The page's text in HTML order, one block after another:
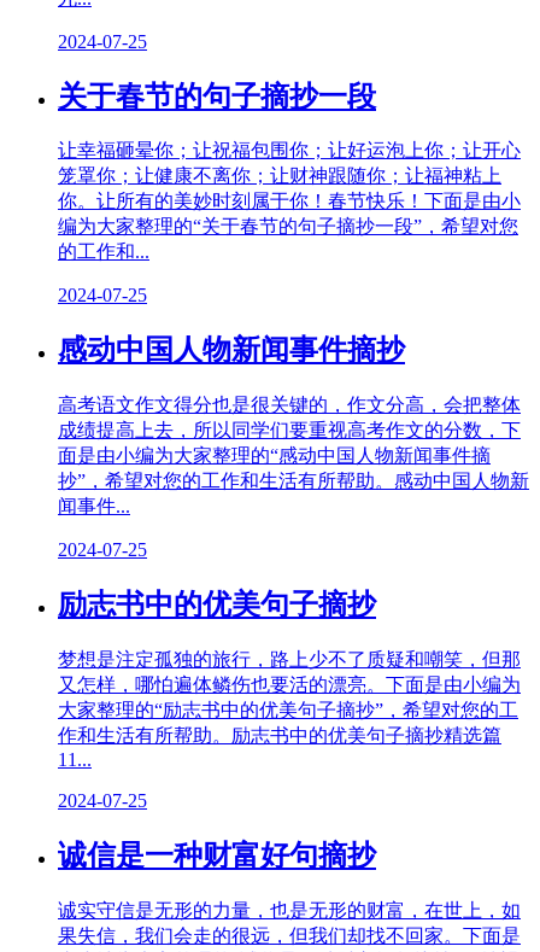
2024-07-25
关于春节的句子摘抄一段
让幸福砸晕你；让祝福包围你；让好运泡上你；让开心
笼罩你；让健康不离你；让财神跟随你；让福神粘上
你。让所有的美妙时刻属于你！春节快乐！下面是由小
编为大家整理的“关于春节的句子摘抄一段”，希望对您
的工作和...
2024-07-25
感动中国人物新闻事件摘抄
高考语文作文得分也是很关键的，作文分高，会把整体
成绩提高上去，所以同学们要重视高考作文的分数，下
面是由小编为大家整理的“感动中国人物新闻事件摘
抄”，希望对您的工作和生活有所帮助。感动中国人物新
闻事件...
2024-07-25
励志书中的优美句子摘抄
梦想是注定孤独的旅行，路上少不了质疑和嘲笑，但那
又怎样，哪怕遍体鳞伤也要活的漂亮。下面是由小编为
大家整理的“励志书中的优美句子摘抄”，希望对您的工
作和生活有所帮助。励志书中的优美句子摘抄精选篇
11...
2024-07-25
诚信是一种财富好句摘抄
诚实守信是无形的力量，也是无形的财富，在世上，如
果失信，我们会走的很远，但我们却找不回家。下面是